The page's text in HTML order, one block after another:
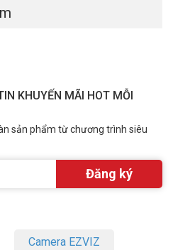
KHUYẾN MÃI HOT MỖI
sản phẩm từ chương trình siêu
Camera EZVIZ